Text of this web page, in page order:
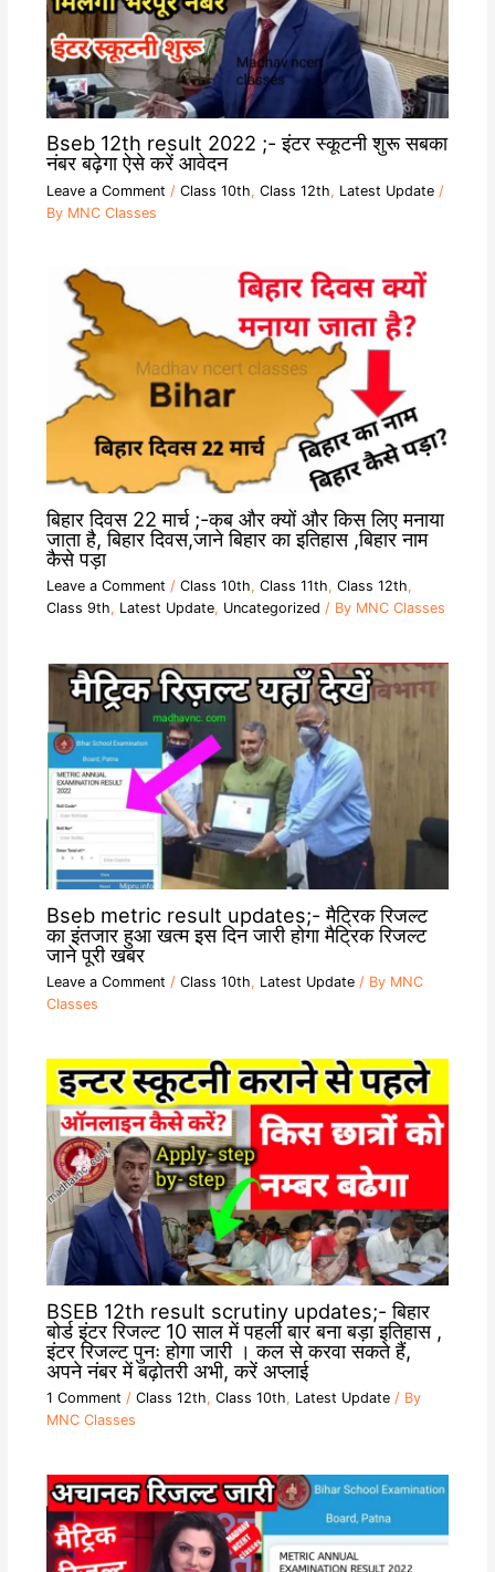
Bseb 12th result 2022 ;- इंटर स्कूटनी शुरू सबका
नंबर बढ़ेगा ऐसे करें आवेदन
Leave a Comment / Class 10th, Class 12th, Latest Update/
By MNC Classes
बिहार दिवस 22 मार्च ;-कब और क्यों और किस लिए मनाया
जाता है, बिहार दिवस,जाने बिहार का इतिहास ,बिहार नाम
कैसे पड़ा
Leave a Comment / Class 10th, Class 11th, Class 12th,
Class 9th, Latest Update, Uncategorized / By MNC Classes
Bseb metric result updates;- मैट्रिक रिजल्ट
का इंतजार हुआ खत्म इस दिन जारी होगा मैट्रिक रिजल्ट
जाने पूरी खबर
Leave a Comment / Class 10th, Latest Update/ By MNC
Classes
BSEB 12th result scrutiny updates;- बिहार
बोर्ड इंटर रिजल्ट 10 साल में पहली बार बना बड़ा इतिहास ,
इंटर रिजल्ट पुनः होगा जारी । कल से करवा सकते हैं,
अपने नंबर में बढ़ोतरी अभी, करें अप्लाई
1 Comment / Class 12th, Class 10th, Latest Update/ By
MNC Classes